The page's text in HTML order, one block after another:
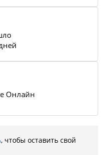
Онлайн
, чтобы оставить свой